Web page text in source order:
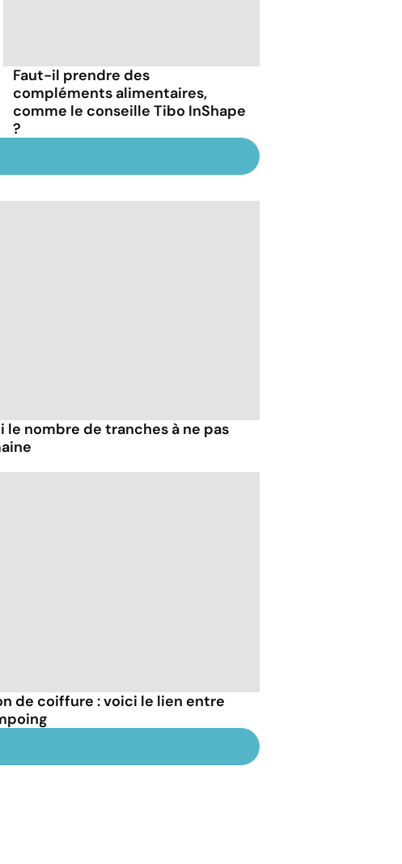
Faut-il prendre des
compléments alimentaires,
comme le conseille Tibo InShape
?
le nombre de tranches à ne pas
de coiffure : voici le lien entre